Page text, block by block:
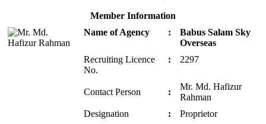
Member Information
Name of Agency
:
Babus Salam Sky
Overseas
Recruiting Licence
No.
: 2297
Contact Person :
Mr. Md. Hafizur
Rahman
Designation
:
Proprietor